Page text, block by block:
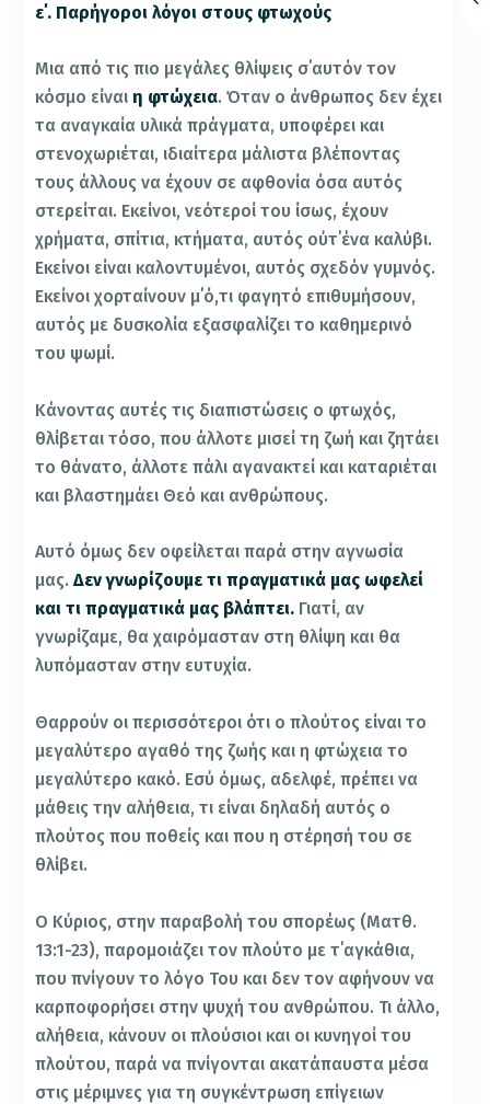
ε΄. Παρήγοροι λόγοι στους φτωχούς
Μια από τις πιο μεγάλες θλίψεις σ΄αυτόν τον
κόσμο είναιη φτώχεια. Όταν ο άνθρωπος δεν έχει
τα αναγκαία υλικά πράγματα, υποφέρει και
στενοχωριέται, ιδιαίτερα μάλιστα βλέποντας
τους άλλους να έχουν σε αφθονία όσα αυτός
στερείται. Εκείνοι, νεότεροί του ίσως, έχουν
χρήματα, σπίτια, κτήματα, αυτός ούτ΄ένα καλύβι.
Εκείνοι είναι καλοντυμένοι, αυτός σχεδόν γυμνός.
Εκείνοι χορταίνουν μ΄ό,τι φαγητό επιθυμήσουν,
αυτός με δυσκολία εξασφαλίζει το καθημερινό
του ψωμί.
Κάνοντας αυτές τις διαπιστώσεις ο φτωχός,
θλίβεται τόσο, που άλλοτε μισεί τη ζωή και ζητάει
το θάνατο, άλλοτε πάλι αγανακτεί και καταριέται
και βλαστημάει Θεό και ανθρώπους.
Αυτό όμως δεν οφείλεται παρά στην αγνωσία
μας.Δεν γνωρίζουμε τι πραγματικά μας ωφελεί
και τι πραγματικά μας βλάπτει. Γιατί, αν
γνωρίζαμε, θα χαιρόμασταν στη θλίψη και θα
λυπόμασταν στην ευτυχία.
Θαρρούν οι περισσότεροι ότι ο πλούτος είναι το
μεγαλύτερο αγαθό της ζωής και η φτώχεια το
μεγαλύτερο κακό. Εσύ όμως, αδελφέ, πρέπει να
μάθεις την αλήθεια, τι είναι δηλαδή αυτός ο
πλούτος που ποθείς και που η στέρησή του σε
θλίβει.
Ο Κύριος, στην παραβολή του σπορέως (Ματθ.
13:1-23), παρομοιάζει τον πλούτο με τ΄αγκάθια,
που πνίγουν το λόγο Του και δεν τον αφήνουν να
καρποφορήσει στην ψυχή του ανθρώπου. Τι άλλο,
αλήθεια, κάνουν οι πλούσιοι και οι κυνηγοί του
πλούτου, παρά να πνίγονται ακατάπαυστα μέσα
στις μέριμνες για τη συγκέντρωση επίγειων